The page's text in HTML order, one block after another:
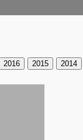
2016 2015 2014